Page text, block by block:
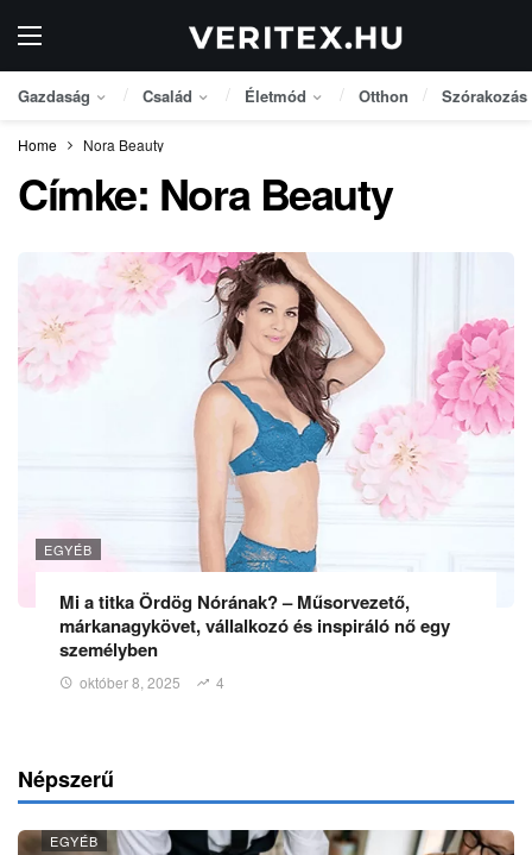
Gazdaság Család Életmód Otthon Szórakozás
Home Nora Beauty
Címke: Nora Beauty
EGYÉB
Mi a titka Ördög Nórának? – Műsorvezető,
márkanagykövet, vállalkozó és inspiráló nő egy
személyben
október 8, 2025 4
Népszerű
EGYÉB